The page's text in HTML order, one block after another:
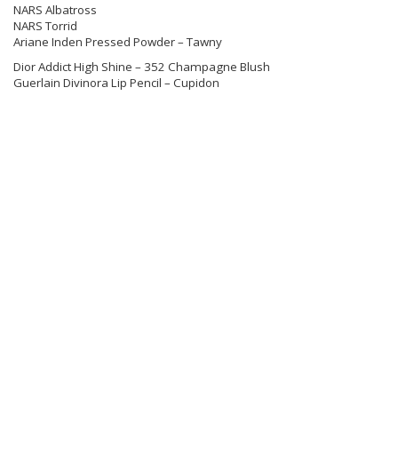
NARS Albatross
NARS Torrid
Ariane Inden Pressed Powder – Tawny
Dior Addict High Shine – 352 Champagne Blush
Guerlain Divinora Lip Pencil – Cupidon